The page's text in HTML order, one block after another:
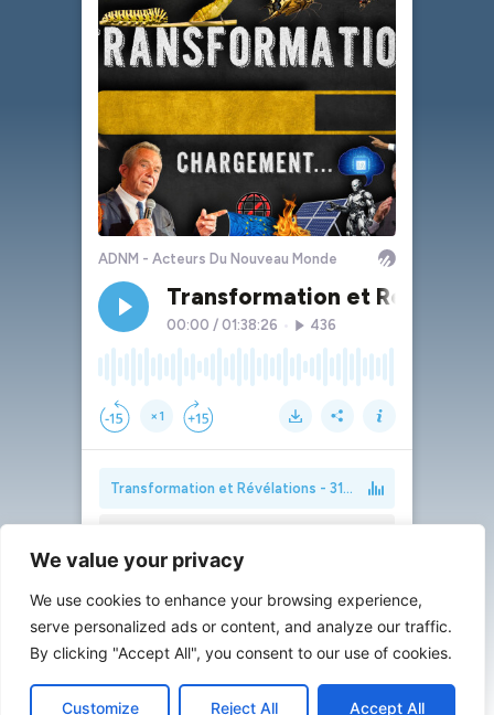
We value your privacy
We use cookies to enhance your browsing experience,
serve personalized ads or content, and analyze our traffic.
By clicking "Accept All", you consent to our use of cookies.
Customize Reject All Accept All